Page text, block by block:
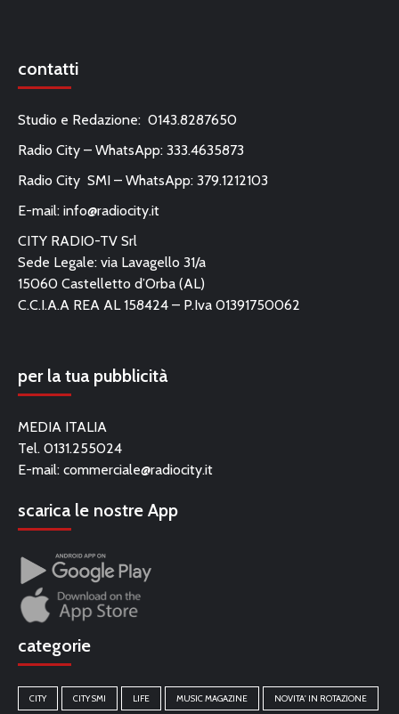
contatti
Studio e Redazione: 0143.8287650
Radio City – WhatsApp: 333.4635873
Radio City SMI – WhatsApp: 379.1212103
E-mail: info@radiocity.it
CITY RADIO-TV Srl
Sede Legale: via Lavagello 31/a
15060 Castelletto d’Orba (AL)
C.C.I.A.A REA AL 158424 – P.Iva 01391750062
per la tua pubblicità
MEDIA ITALIA
Tel. 0131.255024
E-mail: commerciale@radiocity.it
scarica le nostre App
categorie
CITY CITY SMI LIFE MUSIC MAGAZINE NOVITA' IN ROTAZIONE